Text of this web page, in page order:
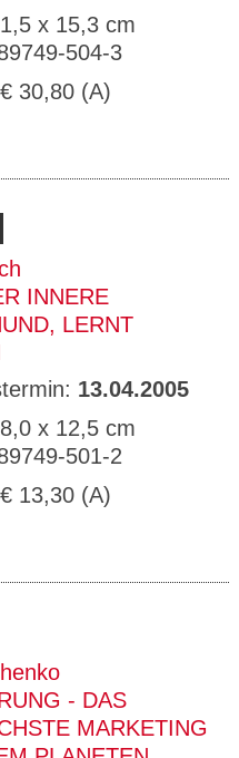
x 15,3 cm
504-3
€ 30,80 (A)
INNERE
LERNT
13.04.2005
x 12,5 cm
501-2
€ 13,30 (A)
- DAS
MARKETING